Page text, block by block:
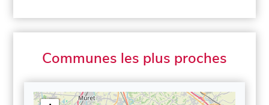
Communes les plus proches